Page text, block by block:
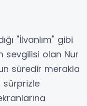
"İlvanlım" gibi
sevgilisi olan Nur
süredir merakla
sürprizle